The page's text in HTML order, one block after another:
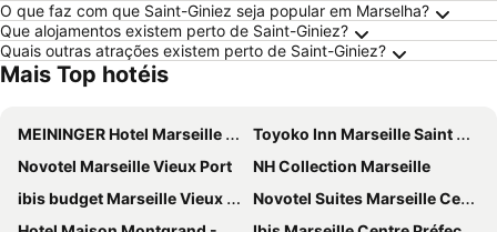
O que faz com que Saint-Giniez seja popular em Marselha?
Que alojamentos existem perto de Saint-Giniez?
Quais outras atrações existem perto de Saint-Giniez?
Mais Top hotéis
MEININGER Hotel Marseille Centre La Joliette
Toyoko Inn Marseille Saint Charles
Novotel Marseille Vieux Port
NH Collection Marseille
ibis budget Marseille Vieux Port
Novotel Suites Marseille Centre Euromed